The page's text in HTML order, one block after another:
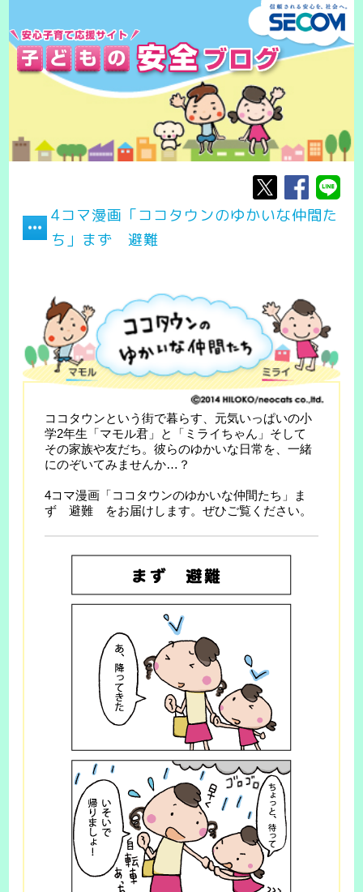
4コマ漫画「ココタウンのゆかいな仲間た
ち」まず 避難
ココタウンという街で暮らす、元気いっぱいの小
学2年生「マモル君」と「ミライちゃん」そして
その家族や友だち。彼らのゆかいな日常を、一緒
にのぞいてみませんか…？
4コマ漫画「ココタウンのゆかいな仲間たち」ま
ず 避難 をお届けします。ぜひご覧ください。